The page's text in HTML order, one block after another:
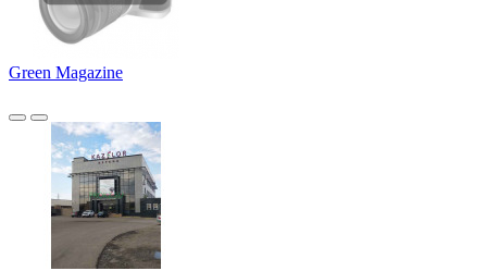
Green Magazine